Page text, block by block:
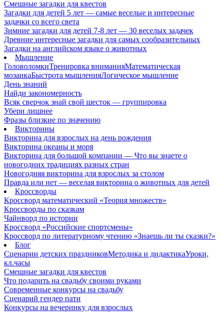
Смешные загадки для квестов
Загадки для детей 5 лет — самые веселые и интересные
задачки со всего света
Зимние загадки для детей 7-8 лет — 30 веселых задачек
Древние интересные загадки для самых сообразительных
Загадки на английском языке о животных
Мышление
ГоловоломкиТренировка вниманияМатематическая
мозаикаБыстрота мышленияЛогическое мышление
День знаний
Найди закономерность
Всяк сверчок знай свой шесток — группировка
Убери лишнее
Фразы близкие по значению
Викторины
Викторина для взрослых на день рождения
Викторина океаны и моря
Викторина для большой компании — Что вы знаете о
новогодних традициях разных стран
Новогодняя викторина для взрослых за столом
Правда или нет — веселая викторина о животных для детей
Кроссворды
Кроссворд математический «Теория множеств»
Кроссворды по сказкам
Чайнворд по истории
Кроссворд «Российские спортсмены»
Кроссворд по литературному чтению «Знаешь ли ты сказки?»
Блог
Сценарии детских праздниковМетодика и дидактикаУроки,
кл.часы
Смешные загадки для квестов
Что подарить на свадьбу своими руками
Современные конкурсы на свадьбу
Сценарий гендер пати
Конкурсы на вечеринку для взрослых